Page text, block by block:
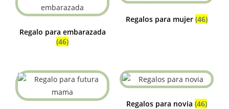
Regalo para embarazada
(46)
Regalos para mujer (46)
Regalos para novia (46)